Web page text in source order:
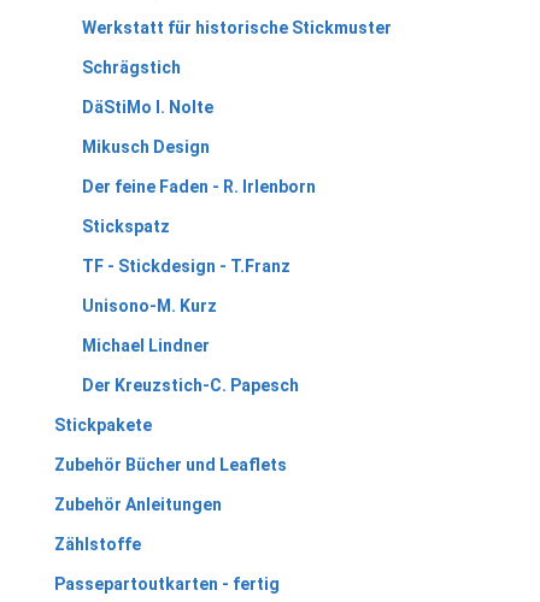
Werkstatt für historische Stickmuster
Schrägstich
DäStiMo I. Nolte
Mikusch Design
Der feine Faden - R. Irlenborn
Stickspatz
TF - Stickdesign - T.Franz
Unisono-M. Kurz
Michael Lindner
Der Kreuzstich-C. Papesch
Stickpakete
Zubehör Bücher und Leaflets
Zubehör Anleitungen
Zählstoffe
Passepartoutkarten - fertig